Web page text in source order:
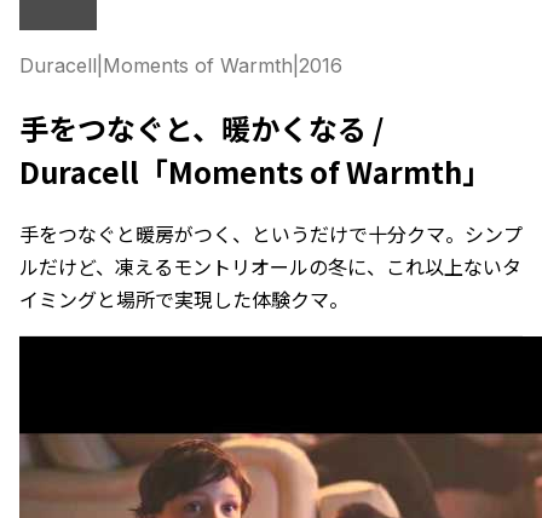
Duracell Moments of Warmth 2016
手をつなぐと、暖かくなる /
Duracell「Moments of Warmth」
手をつなぐと暖房がつく、というだけで十分クマ。シンプ
ルだけど、凍えるモントリオールの冬に、これ以上ないタ
イミングと場所で実現した体験クマ。